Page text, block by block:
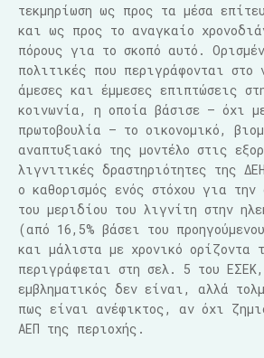
τεκμηρίωση ως προς τα μέσα
και ως προς το αναγκαίο
πόρους για το σκοπό αυτό.
πολιτικές που περιγράφονται στο
άμεσες και έμμεσες επιπτώσεις
κοινωνία, η οποία βάσισε – όχι
πρωτοβουλία – το οικονομικό,
αναπτυξιακό της μοντέλο στις
λιγνιτικές δραστηριότητες της
ο καθορισμός ενός στόχου για την
του μεριδίου του λιγνίτη στην
(από 16,5% βάσει του
και μάλιστα με χρονικό ορίζοντα
περιγράφεται στη σελ. 5 του
εμβληματικός δεν είναι, αλλά
πως είναι ανέφικτος, αν όχι
ΑΕΠ της περιοχής.